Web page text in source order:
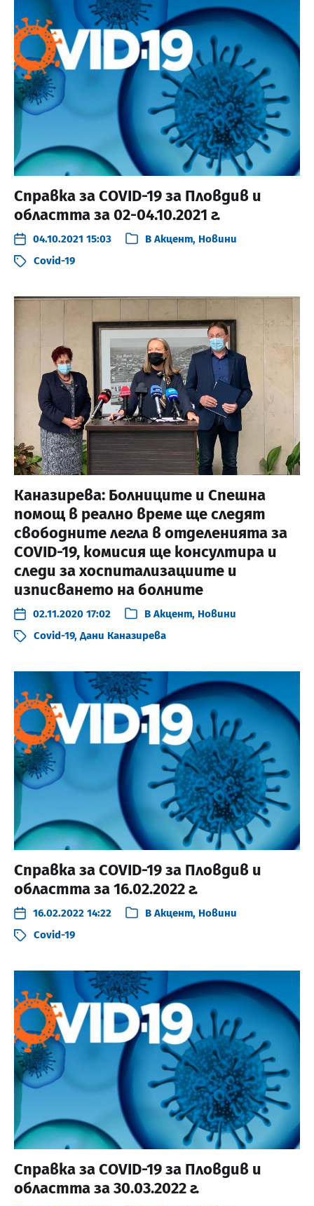
Справка за COVID-19 за Пловдив и
областта за 02-04.10.2021 г.
04.10.2021 15:03 В Акцент, Новини
Covid-19
Каназирева: Болниците и Спешна
помощ в реално време ще следят
свободните легла в отделенията за
COVID-19, комисия ще консултира и
следи за хоспитализациите и
изписването на болните
02.11.2020 17:02 В Акцент, Новини
Covid-19,Дани Каназирева
Справка за COVID-19 за Пловдив и
областта за 16.02.2022 г.
16.02.2022 14:22 В Акцент, Новини
Covid-19
Справка за COVID-19 за Пловдив и
областта за 30.03.2022 г.